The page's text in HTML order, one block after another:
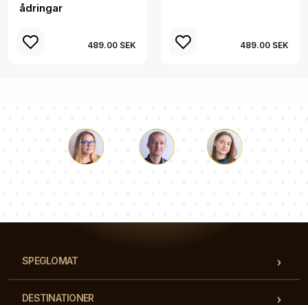
ådringar
489.00 SEK 489.00 SEK
SPEGLOMAT
DESTINATIONER